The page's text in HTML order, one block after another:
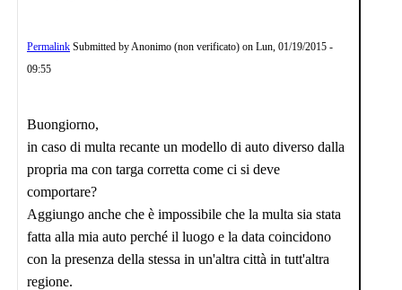
Permalink Submitted by Anonimo (non verificato) on Lun, 01/19/2015 -
09:55
Buongiorno,
in caso di multa recante un modello di auto diverso dalla
propria ma con targa corretta come ci si deve
comportare?
Aggiungo anche che è impossibile che la multa sia stata
fatta alla mia auto perché il luogo e la data coincidono
con la presenza della stessa in un'altra città in tutt'altra
regione.